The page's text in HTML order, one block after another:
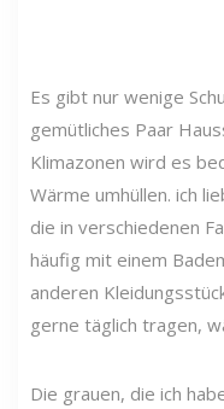
Es gibt nur wenige
gemütliches Paar
Klimazonen wird es
Wärme umhüllen. ich
die in verschiedenen
häufig mit einem
anderen
gerne täglich tragen,
Die grauen, die ich